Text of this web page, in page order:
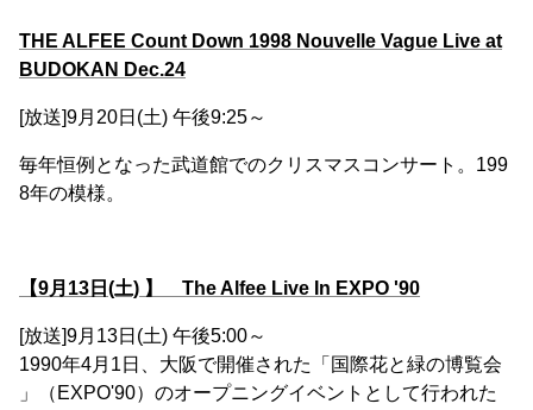
THE ALFEE Count Down 1998 Nouvelle Vague Live at
BUDOKAN Dec.24
[放送]9月20日(土) 午後9:25～
毎年恒例となった武道館でのクリスマスコンサート。199
8年の模様。
【9月13日(土) 】 The Alfee Live In EXPO '90
[放送]9月13日(土) 午後5:00～
1990年4月1日、大阪で開催された「国際花と緑の博覧会
」（EXPO'90）のオープニングイベントとして行われた